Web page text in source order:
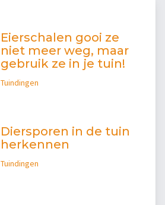
Eierschalen gooi ze
niet meer weg, maar
gebruik ze in je tuin!
Tuindingen
Diersporen in de tuin
herkennen
Tuindingen